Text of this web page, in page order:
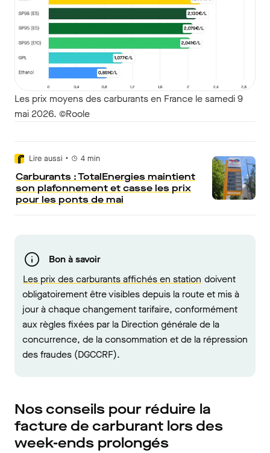
Les prix moyens des carburants en France le samedi 9
mai 2026. ©Roole
Lire aussi • 4 min
Carburants : TotalEnergies maintient
son plafonnement et casse les prix
pour les ponts de mai
Bon à savoir
Les prix des carburants affichés en station doivent
obligatoirement être visibles depuis la route et mis à
jour à chaque changement tarifaire, conformément
aux règles fixées par la Direction générale de la
concurrence, de la consommation et de la répression
des fraudes (DGCCRF).
Nos conseils pour réduire la
facture de carburant lors des
week-ends prolongés